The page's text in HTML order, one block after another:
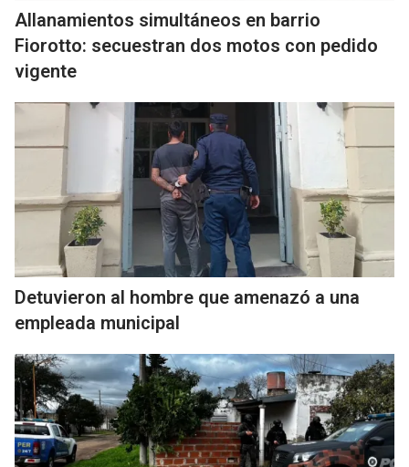
Allanamientos simultáneos en barrio
Fiorotto: secuestran dos motos con pedido
vigente
Detuvieron al hombre que amenazó a una
empleada municipal